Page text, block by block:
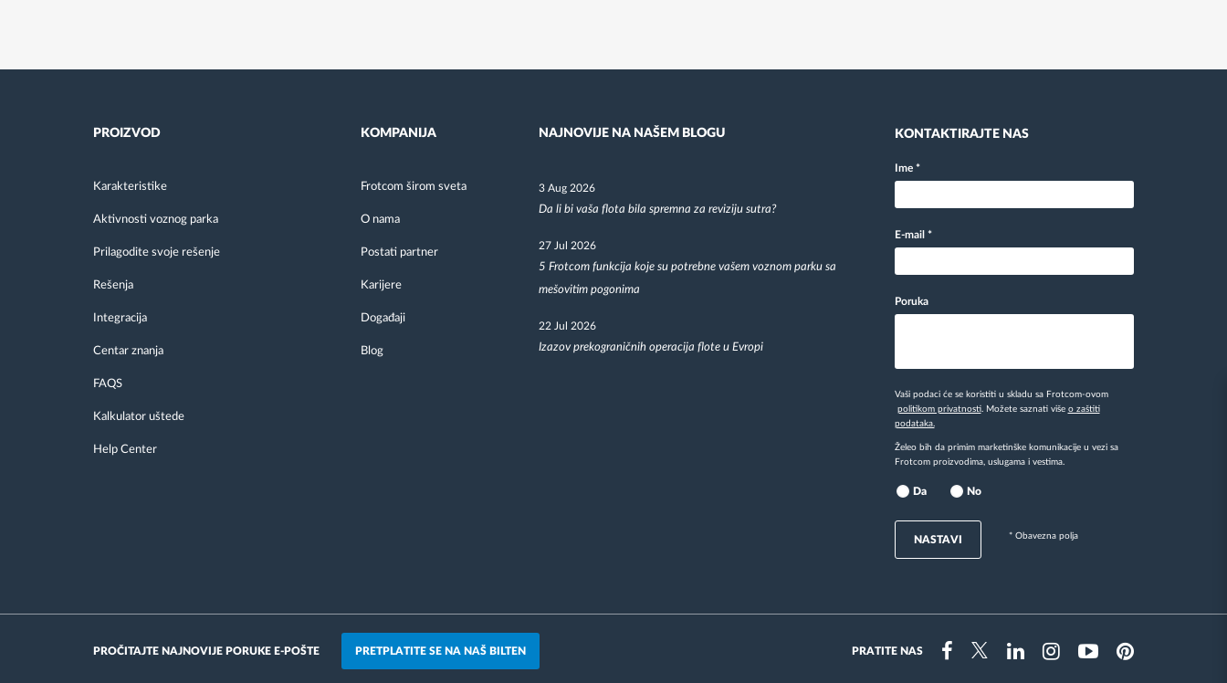
PROIZVOD
Karakteristike
Aktivnosti voznog parka
Prilagodite svoje rešenje
Rešenja
Integracija
Centar znanja
FAQS
Kalkulator uštede
Help Center
KOMPANIJA
Frotcom širom sveta
O nama
Postati partner
Karijere
Događaji
Blog
NAJNOVIJE NA NAŠEM BLOGU
3 Aug 2026
Da li bi vaša flota bila spremna za reviziju sutra?
27 Jul 2026
5 Frotcom funkcija koje su potrebne vašem voznom parku sa
mešovitim pogonima
22 Jul 2026
Izazov prekograničnih operacija flote u Evropi
KONTAKTIRAJTE NAS
Ime *
E-mail *
Poruka
Vaši podaci će se koristiti u skladu sa Frotcom-ovom
politikom privatnosti. Možete saznati više o zaštiti
podataka.
Želeo bih da primim marketinške komunikacije u vezi sa
Frotcom proizvodima, uslugama i vestima.
Da No
NASTAVI * Obavezna polja
PROČITAJTE NAJNOVIJE PORUKE E-POŠTE PRETPLATITE SE NA NAŠ BILTEN PRATITE NAS
FacebookTwitterLinkedinInstragramYoutubePinterest